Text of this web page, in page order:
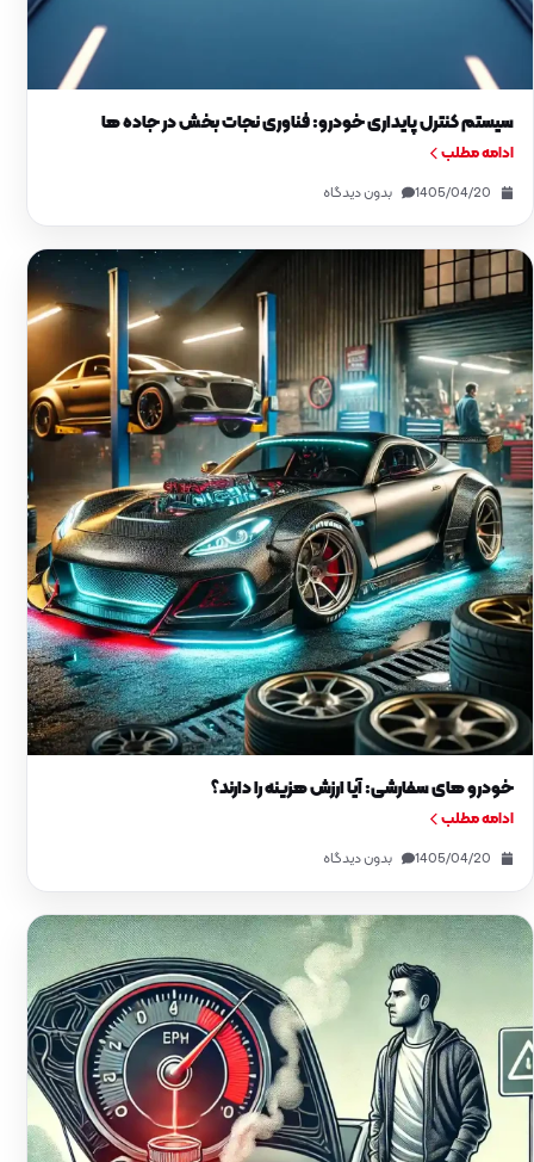
سیستم کنترل پایداری خودرو: فناوری نجات بخش در جاده‌ ها
ادامه مطلب
1405/04/20 بدون دیدگاه
خودرو های سفارشی: آیا ارزش هزینه را دارند؟
ادامه مطلب
1405/04/20 بدون دیدگاه